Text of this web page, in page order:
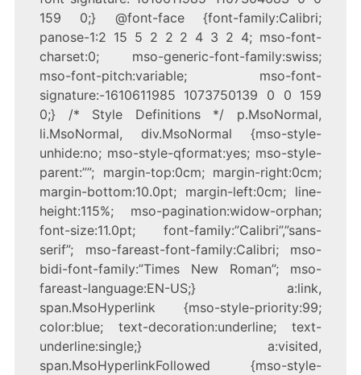
159 0;} @font-face {font-family:Calibri;
panose-1:2 15 5 2 2 2 4 3 2 4; mso-font-
charset:0; mso-generic-font-family:swiss;
mso-font-pitch:variable; mso-font-
signature:-1610611985 1073750139 0 0 159
0;} /* Style Definitions */ p.MsoNormal,
li.MsoNormal, div.MsoNormal {mso-style-
unhide:no; mso-style-qformat:yes; mso-style-
parent:””; margin-top:0cm; margin-right:0cm;
margin-bottom:10.0pt; margin-left:0cm; line-
height:115%; mso-pagination:widow-orphan;
font-size:11.0pt; font-family:”Calibri”,”sans-
serif”; mso-fareast-font-family:Calibri; mso-
bidi-font-family:”Times New Roman”; mso-
fareast-language:EN-US;} a:link,
span.MsoHyperlink {mso-style-priority:99;
color:blue; text-decoration:underline; text-
underline:single;} a:visited,
span.MsoHyperlinkFollowed {mso-style-